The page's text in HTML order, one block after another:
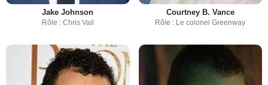
Jake Johnson
Rôle : Chris Vail
Courtney B. Vance
Rôle : Le colonel Greenway